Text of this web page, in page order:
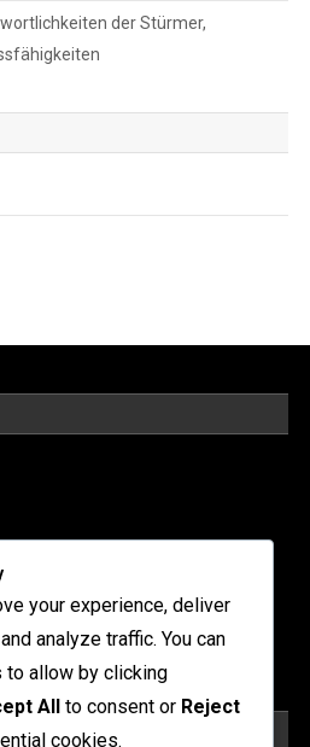
der Stürmer,
your experience, deliver
analyze traffic. You can
to allow by clicking
All to consent or Reject
cookies.